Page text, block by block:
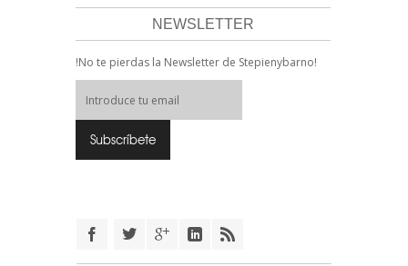
NEWSLETTER
!No te pierdas la Newsletter de Stepienybarno!